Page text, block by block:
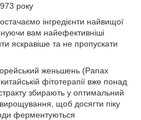
року
інгредієнти найвищої
вам найефективніші
яскравіше та не пропускати
женьшень (Panax
фітотерапії вже понад
збирають у оптимальний
щоб досягти піку
ферментуються